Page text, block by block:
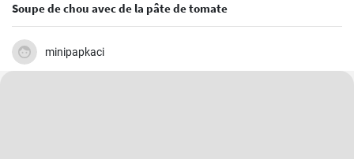
Soupe de chou avec de la pâte de tomate
minipapkaci